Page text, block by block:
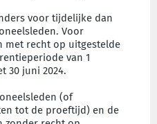
voor tijdelijke dan
Voor
met recht op uitgestelde
van 1
30 juni 2024.
(of
tot de proeftijd) en de